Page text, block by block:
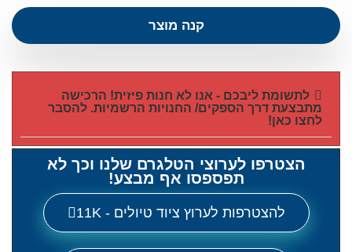
קנה מוצר
לתשומת ליבכם - אנו לא חנות פיזית! הרכישה
מתבצעת דרך הספקים/ החנויות הרשמיות. להסבר
לחצו כאן!
הצטרפו לערוצי הטלגרם שלנו וכך לא
תפספסו אף מבצע!
להצטרפות לערוץ ציוד טיולים - 11K